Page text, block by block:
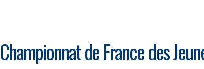
Championnat de France des